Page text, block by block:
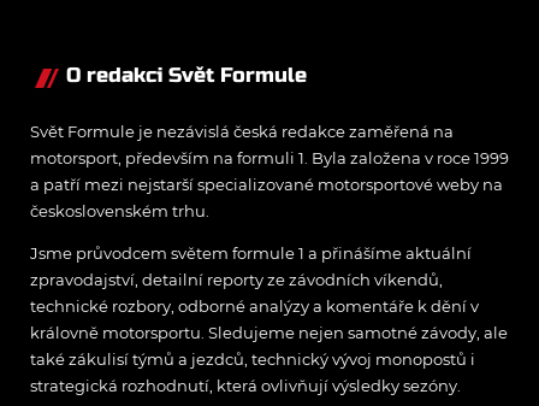
O redakci Svět Formule
Svět Formule je nezávislá česká redakce zaměřená na
motorsport, především na formuli 1. Byla založena v roce 1999
a patří mezi nejstarší specializované motorsportové weby na
československém trhu.
Jsme průvodcem světem formule 1 a přinášíme aktuální
zpravodajství, detailní reporty ze závodních víkendů,
technické rozbory, odborné analýzy a komentáře k dění v
královně motorsportu. Sledujeme nejen samotné závody, ale
také zákulisí týmů a jezdců, technický vývoj monopostů i
strategická rozhodnutí, která ovlivňují výsledky sezóny.